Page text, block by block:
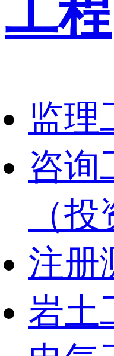
工程
监理
咨询
（投
注册
岩土